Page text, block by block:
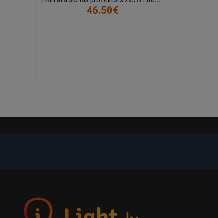
zonām.
46.50€